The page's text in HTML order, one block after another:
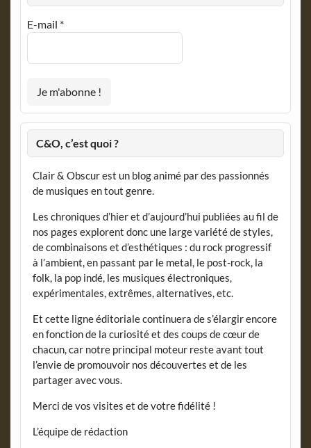
E-mail *
C&O, c’est quoi ?
Clair & Obscur est un blog animé par des passionnés
de musiques en tout genre.
Les chroniques d’hier et d’aujourd’hui publiées au fil de
nos pages explorent donc une large variété de styles,
de combinaisons et d’esthétiques : du rock progressif
à l’ambient, en passant par le metal, le post-rock, la
folk, la pop indé, les musiques électroniques,
expérimentales, extrêmes, alternatives, etc.
Et cette ligne éditoriale continuera de s’élargir encore
en fonction de la curiosité et des coups de cœur de
chacun, car notre principal moteur reste avant tout
l’envie de promouvoir nos découvertes et de les
partager avec vous.
Merci de vos visites et de votre fidélité !
L’équipe de rédaction